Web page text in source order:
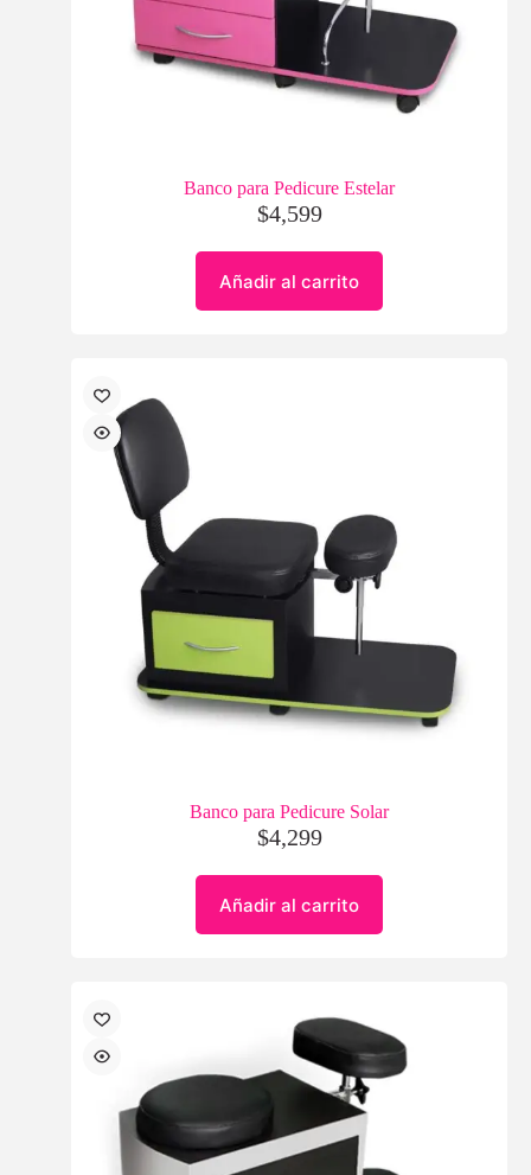
Banco para Pedicure Estelar
$4,599
Añadir al carrito
Banco para Pedicure Solar
$4,299
Añadir al carrito